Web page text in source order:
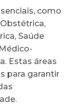
como
Saúde
Estas áreas
para garantir